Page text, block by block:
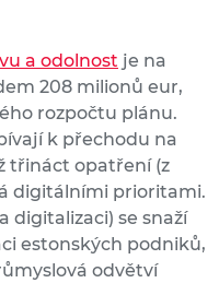
a odolnost je na
208 milionů eur,
rozpočtu plánu.
k přechodu na
třináct opatření (z
digitálními prioritami.
digitalizaci) se snaží
estonských podniků,
odvětví